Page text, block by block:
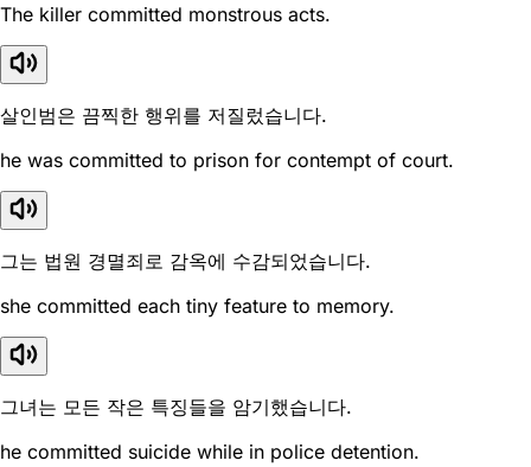
The killer committed monstrous acts.
살인범은 끔찍한 행위를 저질렀습니다.
he was committed to prison for contempt of court.
그는 법원 경멸죄로 감옥에 수감되었습니다.
she committed each tiny feature to memory.
그녀는 모든 작은 특징들을 암기했습니다.
he committed suicide while in police detention.